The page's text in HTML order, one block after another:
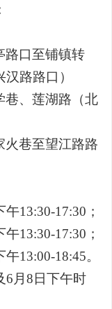
路口至铺镇转
路路口）
巷、莲湖路 （北
火巷至望江路路
13:30-17:30；
13:30-17:30；
13:00-18:45。
6月8日下午时